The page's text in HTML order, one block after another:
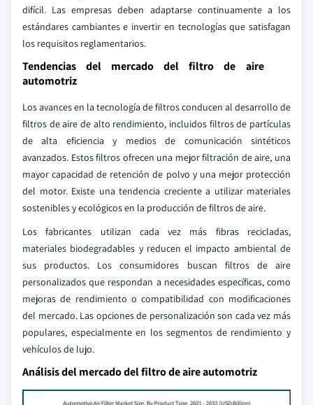
difícil. Las empresas deben adaptarse continuamente a los
estándares cambiantes e invertir en tecnologías que satisfagan
los requisitos reglamentarios.
Tendencias del mercado del filtro de aire
automotriz
Los avances en la tecnología de filtros conducen al desarrollo de
filtros de aire de alto rendimiento, incluidos filtros de partículas
de alta eficiencia y medios de comunicación sintéticos
avanzados. Estos filtros ofrecen una mejor filtración de aire, una
mayor capacidad de retención de polvo y una mejor protección
del motor. Existe una tendencia creciente a utilizar materiales
sostenibles y ecológicos en la producción de filtros de aire.
Los fabricantes utilizan cada vez más fibras recicladas,
materiales biodegradables y reducen el impacto ambiental de
sus productos. Los consumidores buscan filtros de aire
personalizados que respondan a necesidades específicas, como
mejoras de rendimiento o compatibilidad con modificaciones
del mercado. Las opciones de personalización son cada vez más
populares, especialmente en los segmentos de rendimiento y
vehículos de lujo.
Análisis del mercado del filtro de aire automotriz